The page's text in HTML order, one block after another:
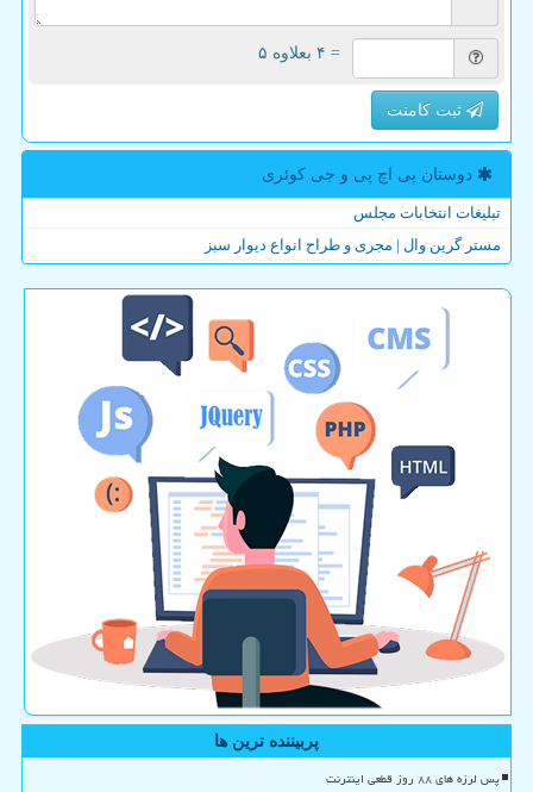
= ۴ بعلاوه ۵
ثبت کامنت
دوستان پی اچ پی و جی كوئری
تبلیغات انتخابات مجلس
مستر گرین وال | مجری و طراح انواع دیوار سبز
پربیننده ترین ها
پس لرزه های ۸۸ روز قطعی اینترنت